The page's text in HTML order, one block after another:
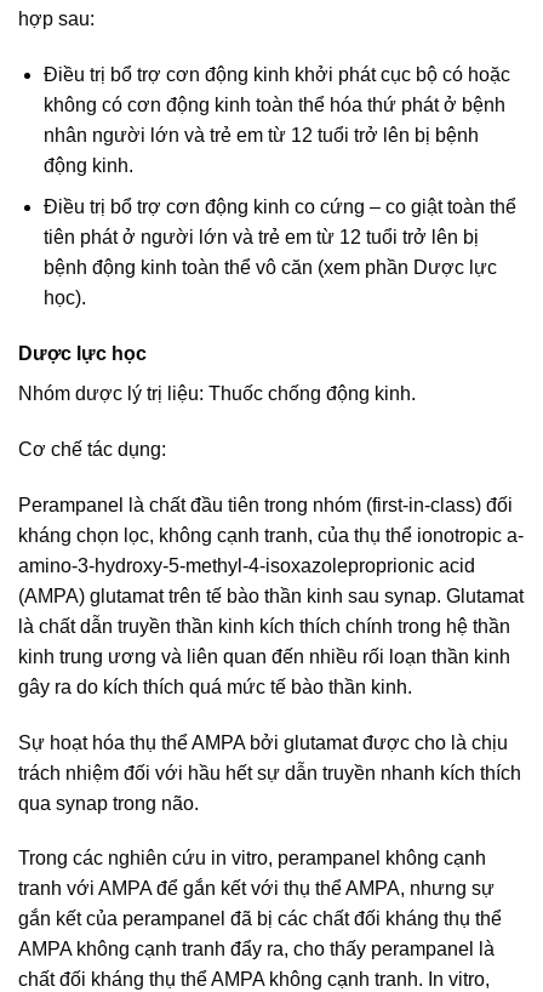
hợp sau:
Điều trị bổ trợ cơn động kinh khởi phát cục bộ có hoặc
không có cơn động kinh toàn thể hóa thứ phát ở bệnh
nhân người lớn và trẻ em từ 12 tuổi trở lên bị bệnh
động kinh.
Điều trị bổ trợ cơn động kinh co cứng – co giật toàn thể
tiên phát ở người lớn và trẻ em từ 12 tuổi trở lên bị
bệnh động kinh toàn thể vô căn (xem phần Dược lực
học).
Dược lực học
Nhóm dược lý trị liệu: Thuốc chống động kinh.
Cơ chế tác dụng:
Perampanel là chất đầu tiên trong nhóm (first-in-class) đối
kháng chọn lọc, không cạnh tranh, của thụ thể ionotropic a-
amino-3-hydroxy-5-methyl-4-isoxazoleproprionic acid
(AMPA) glutamat trên tế bào thần kinh sau synap. Glutamat
là chất dẫn truyền thần kinh kích thích chính trong hệ thần
kinh trung ương và liên quan đến nhiều rối loạn thần kinh
gây ra do kích thích quá mức tế bào thần kinh.
Sự hoạt hóa thụ thể AMPA bởi glutamat được cho là chịu
trách nhiệm đối với hầu hết sự dẫn truyền nhanh kích thích
qua synap trong não.
Trong các nghiên cứu in vitro, perampanel không cạnh
tranh với AMPA để gắn kết với thụ thể AMPA, nhưng sự
gắn kết của perampanel đã bị các chất đối kháng thụ thể
AMPA không cạnh tranh đẩy ra, cho thấy perampanel là
chất đối kháng thụ thể AMPA không cạnh tranh. In vitro,